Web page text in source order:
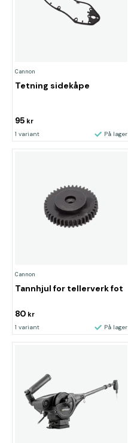
Cannon
Tetning sidekåpe
95 kr
1 variant På lager
Cannon
Tannhjul for tellerverk fot
80 kr
1 variant På lager